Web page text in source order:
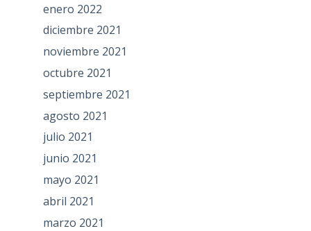
enero 2022
diciembre 2021
noviembre 2021
octubre 2021
septiembre 2021
agosto 2021
julio 2021
junio 2021
mayo 2021
abril 2021
marzo 2021